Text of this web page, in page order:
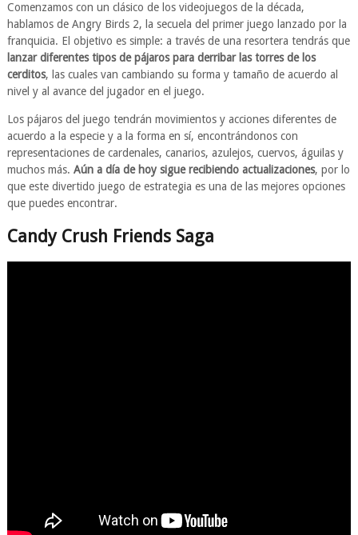
Comenzamos con un clásico de los videojuegos de la década,
hablamos de Angry Birds 2, la secuela del primer juego lanzado por la
franquicia. El objetivo es simple: a través de una resortera tendrás que
lanzar diferentes tipos de pájaros para derribar las torres de los
cerditos, las cuales van cambiando su forma y tamaño de acuerdo al
nivel y al avance del jugador en el juego.
Los pájaros del juego tendrán movimientos y acciones diferentes de
acuerdo a la especie y a la forma en sí, encontrándonos con
representaciones de cardenales, canarios, azulejos, cuervos, águilas y
muchos más. Aún a día de hoy sigue recibiendo actualizaciones, por lo
que este divertido juego de estrategia es una de las mejores opciones
que puedes encontrar.
Candy Crush Friends Saga